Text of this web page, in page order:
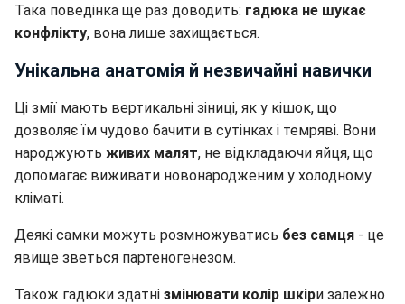
Така поведінка ще раз доводить: гадюка не шукає
конфлікту, вона лише захищається.
Унікальна анатомія й незвичайні навички
Ці змії мають вертикальні зіниці, як у кішок, що
дозволяє їм чудово бачити в сутінках і темряві. Вони
народжують живих малят, не відкладаючи яйця, що
допомагає виживати новонародженим у холодному
кліматі.
Деякі самки можуть розмножуватись без самця - це
явище зветься партеногенезом.
Також гадюки здатні змінювати колір шкіри залежно